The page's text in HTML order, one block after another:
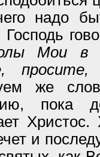
надо
Господь
Мои в
же
пока
и